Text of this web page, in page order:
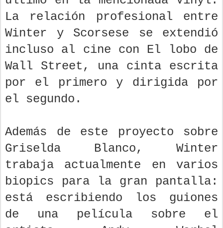
La relación profesional entre
Winter y Scorsese se extendió
incluso al cine con El lobo de
Wall Street, una cinta escrita
por el primero y dirigida por
el segundo.
Además de este proyecto sobre
Griselda Blanco, Winter
trabaja actualmente en varios
biopics para la gran pantalla:
está escribiendo los guiones
de una película sobre el